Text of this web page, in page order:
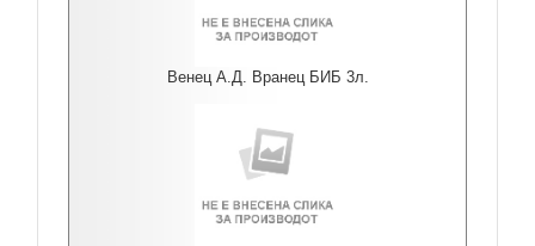
Венец А.Д. Вранец БИБ 3л.